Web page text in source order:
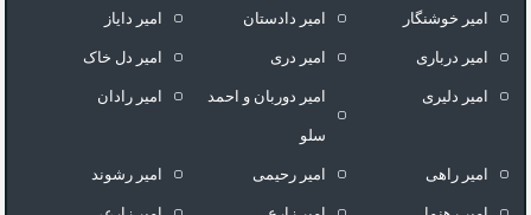
امیر خوشنگار امیر دادستان امیر دایاز
امیر درباری امیر دری امیر دل خاک
امیر دلیری امیر دوربان و احمد
سلو
امیر رادان
امیر راهی امیر رحیمی امیر رشوند